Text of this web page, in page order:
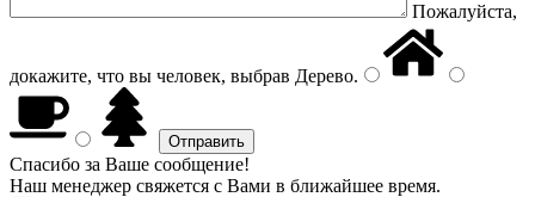
Пожалуйста,
докажите, что вы человек, выбрав Дерево.
Спасибо за Ваше сообщение!
Наш менеджер свяжется с Вами в ближайшее время.